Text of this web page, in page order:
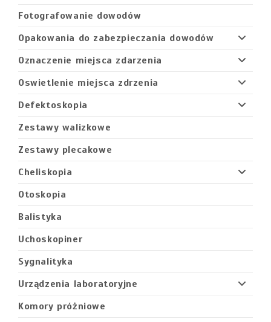
Fotografowanie dowodów
Opakowania do zabezpieczania dowodów
Oznaczenie miejsca zdarzenia
Oswietlenie miejsca zdrzenia
Defektoskopia
Zestawy walizkowe
Zestawy plecakowe
Cheliskopia
Otoskopia
Balistyka
Uchoskopiner
Sygnalityka
Urządzenia laboratoryjne
Komory próżniowe